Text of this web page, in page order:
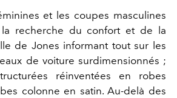
et les coupes masculines
la recherche du confort et de la
de Jones informant tout sur les
de voiture surdimensionnés ;
réinventées en robes
colonne en satin. Au-delà des